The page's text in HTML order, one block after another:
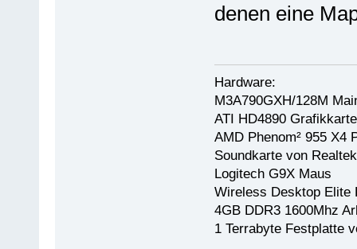
denen eine
Hardware:
M3A790GXH/128M
ATI HD4890 Grafikkarte
AMD Phenom² 955 X4
Soundkarte von
Logitech G9X Maus
Wireless Desktop Elite
4GB DDR3 1600Mhz
1 Terrabyte Festplatte